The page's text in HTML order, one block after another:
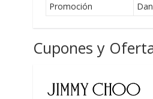
Promoción
Cupones y